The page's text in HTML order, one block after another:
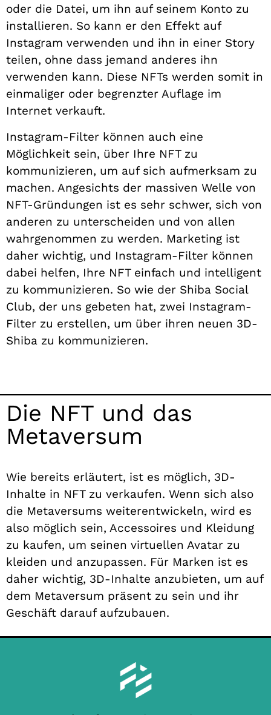
oder die Datei, um ihn auf seinem Konto zu
installieren. So kann er den Effekt auf
Instagram verwenden und ihn in einer Story
teilen, ohne dass jemand anderes ihn
verwenden kann. Diese NFTs werden somit in
einmaliger oder begrenzter Auflage im
Internet verkauft.
Instagram-Filter können auch eine
Möglichkeit sein, über Ihre NFT zu
kommunizieren, um auf sich aufmerksam zu
machen. Angesichts der massiven Welle von
NFT-Gründungen ist es sehr schwer, sich von
anderen zu unterscheiden und von allen
wahrgenommen zu werden. Marketing ist
daher wichtig, und Instagram-Filter können
dabei helfen, Ihre NFT einfach und intelligent
zu kommunizieren. So wie der Shiba Social
Club, der uns gebeten hat, zwei Instagram-
Filter zu erstellen, um über ihren neuen 3D-
Shiba zu kommunizieren.
Die NFT und das
Metaversum
Wie bereits erläutert, ist es möglich, 3D-
Inhalte in NFT zu verkaufen. Wenn sich also
die Metaversums weiterentwickeln, wird es
also möglich sein, Accessoires und Kleidung
zu kaufen, um seinen virtuellen Avatar zu
kleiden und anzupassen. Für Marken ist es
daher wichtig, 3D-Inhalte anzubieten, um auf
dem Metaversum präsent zu sein und ihr
Geschäft darauf aufzubauen.